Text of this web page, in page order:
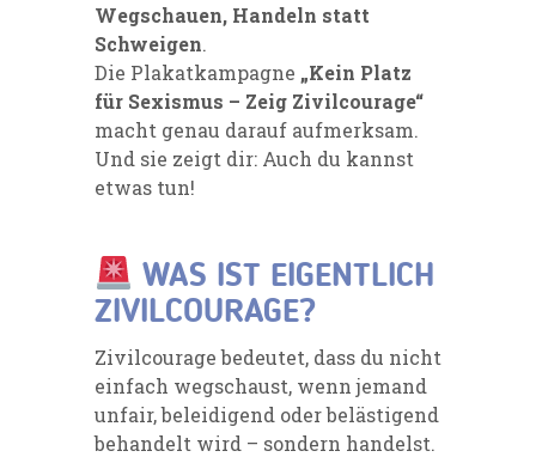
Wegschauen, Handeln statt
Schweigen.
Die Plakatkampagne „Kein Platz
für Sexismus – Zeig Zivilcourage“
macht genau darauf aufmerksam.
Und sie zeigt dir: Auch du kannst
etwas tun!
WAS IST EIGENTLICH
ZIVILCOURAGE?
Zivilcourage bedeutet, dass du nicht
einfach wegschaust, wenn jemand
unfair, beleidigend oder belästigend
behandelt wird – sondern handelst.